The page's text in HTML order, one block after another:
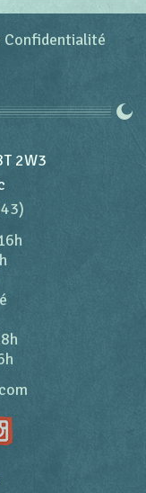
Confidentialité
2W3